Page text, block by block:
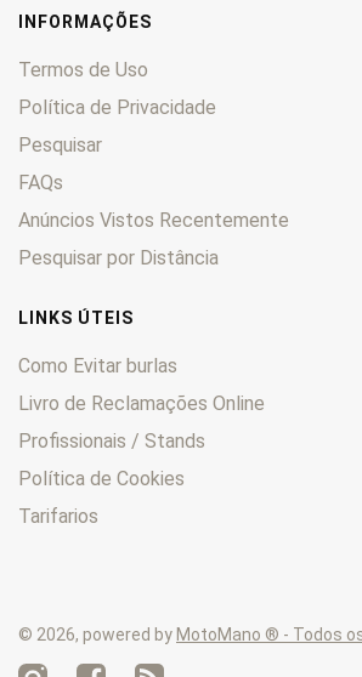
X-Race 0
INFORMAÇÕES
Termos de Uso
Política de Privacidade
Pesquisar
FAQs
Anúncios Vistos Recentemente
Pesquisar por Distância
LINKS ÚTEIS
Como Evitar burlas
Livro de Reclamações Online
Profissionais / Stands
Política de Cookies
Tarifarios
© 2026, powered by MotoMano ® - Todos